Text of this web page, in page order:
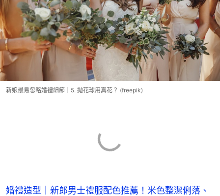
新娘最易忽略婚禮細節｜5. 拋花球用真花？ (freepik)
婚禮造型｜新郎男士禮服配色推薦！米色整潔俐落、